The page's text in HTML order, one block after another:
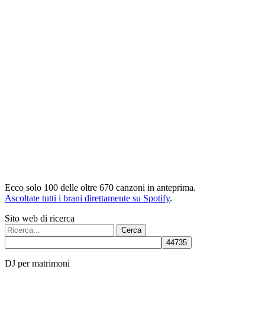
Ecco solo 100 delle oltre 670 canzoni in anteprima.
Ascoltate tutti i brani direttamente su Spotify.
Sito web di ricerca
Cerca:
DJ per matrimoni